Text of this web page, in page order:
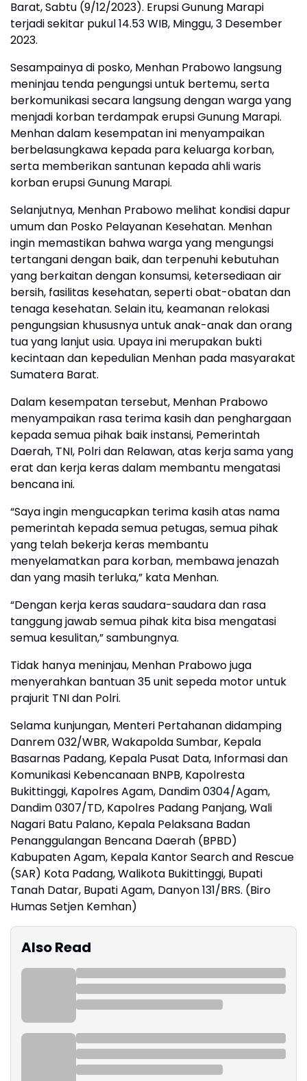
Barat, Sabtu (9/12/2023). Erupsi Gunung Marapi
terjadi sekitar pukul 14.53 WIB, Minggu, 3 Desember
2023.
Sesampainya di posko, Menhan Prabowo langsung
meninjau tenda pengungsi untuk bertemu, serta
berkomunikasi secara langsung dengan warga yang
menjadi korban terdampak erupsi Gunung Marapi.
Menhan dalam kesempatan ini menyampaikan
berbelasungkawa kepada para keluarga korban,
serta memberikan santunan kepada ahli waris
korban erupsi Gunung Marapi.
Selanjutnya, Menhan Prabowo melihat kondisi dapur
umum dan Posko Pelayanan Kesehatan. Menhan
ingin memastikan bahwa warga yang mengungsi
tertangani dengan baik, dan terpenuhi kebutuhan
yang berkaitan dengan konsumsi, ketersediaan air
bersih, fasilitas kesehatan, seperti obat-obatan dan
tenaga kesehatan. Selain itu, keamanan relokasi
pengungsian khususnya untuk anak-anak dan orang
tua yang lanjut usia. Upaya ini merupakan bukti
kecintaan dan kepedulian Menhan pada masyarakat
Sumatera Barat.
Dalam kesempatan tersebut, Menhan Prabowo
menyampaikan rasa terima kasih dan penghargaan
kepada semua pihak baik instansi, Pemerintah
Daerah, TNI, Polri dan Relawan, atas kerja sama yang
erat dan kerja keras dalam membantu mengatasi
bencana ini.
“Saya ingin mengucapkan terima kasih atas nama
pemerintah kepada semua petugas, semua pihak
yang telah bekerja keras membantu
menyelamatkan para korban, membawa jenazah
dan yang masih terluka,” kata Menhan.
“Dengan kerja keras saudara-saudara dan rasa
tanggung jawab semua pihak kita bisa mengatasi
semua kesulitan,” sambungnya.
Tidak hanya meninjau, Menhan Prabowo juga
menyerahkan bantuan 35 unit sepeda motor untuk
prajurit TNI dan Polri.
Selama kunjungan, Menteri Pertahanan didamping
Danrem 032/WBR, Wakapolda Sumbar, Kepala
Basarnas Padang, Kepala Pusat Data, Informasi dan
Komunikasi Kebencanaan BNPB, Kapolresta
Bukittinggi, Kapolres Agam, Dandim 0304/Agam,
Dandim 0307/TD, Kapolres Padang Panjang, Wali
Nagari Batu Palano, Kepala Pelaksana Badan
Penanggulangan Bencana Daerah (BPBD)
Kabupaten Agam, Kepala Kantor Search and Rescue
(SAR) Kota Padang, Walikota Bukittinggi, Bupati
Tanah Datar, Bupati Agam, Danyon 131/BRS. (Biro
Humas Setjen Kemhan)
Also Read